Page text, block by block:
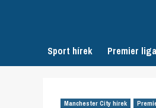
Sport hírek Premier liga
Manchester City hírek